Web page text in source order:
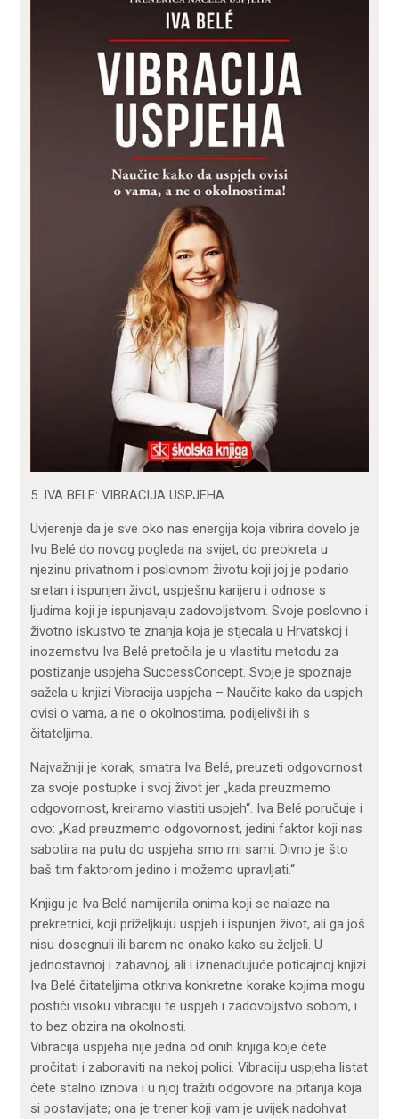
5. IVA BELE: VIBRACIJA USPJEHA
Uvjerenje da je sve oko nas energija koja vibrira dovelo je
Ivu Belé do novog pogleda na svijet, do preokreta u
njezinu privatnom i poslovnom životu koji joj je podario
sretan i ispunjen život, uspješnu karijeru i odnose s
ljudima koji je ispunjavaju zadovoljstvom. Svoje poslovno i
životno iskustvo te znanja koja je stjecala u Hrvatskoj i
inozemstvu Iva Belé pretočila je u vlastitu metodu za
postizanje uspjeha SuccessConcept. Svoje je spoznaje
sažela u knjizi Vibracija uspjeha – Naučite kako da uspjeh
ovisi o vama, a ne o okolnostima, podijelivši ih s
čitateljima.
Najvažniji je korak, smatra Iva Belé, preuzeti odgovornost
za svoje postupke i svoj život jer „kada preuzmemo
odgovornost, kreiramo vlastiti uspjeh“. Iva Belé poručuje i
ovo: „Kad preuzmemo odgovornost, jedini faktor koji nas
sabotira na putu do uspjeha smo mi sami. Divno je što
baš tim faktorom jedino i možemo upravljati.“
Knjigu je Iva Belé namijenila onima koji se nalaze na
prekretnici, koji priželjkuju uspjeh i ispunjen život, ali ga još
nisu dosegnuli ili barem ne onako kako su željeli. U
jednostavnoj i zabavnoj, ali i iznenađujuće poticajnoj knjizi
Iva Belé čitateljima otkriva konkretne korake kojima mogu
postići visoku vibraciju te uspjeh i zadovoljstvo sobom, i
to bez obzira na okolnosti.
Vibracija uspjeha nije jedna od onih knjiga koje ćete
pročitati i zaboraviti na nekoj polici. Vibraciju uspjeha listat
ćete stalno iznova i u njoj tražiti odgovore na pitanja koja
si postavljate; ona je trener koji vam je uvijek nadohvat